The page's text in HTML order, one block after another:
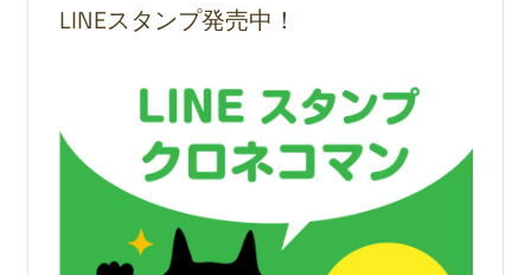
LINEスタンプ発売中！